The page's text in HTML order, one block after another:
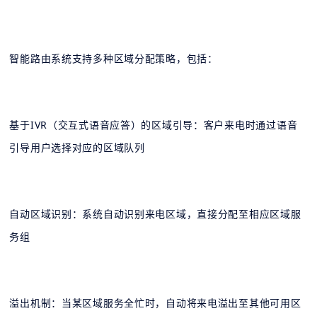
智能路由系统支持多种区域分配策略，包括：
基于IVR（交互式语音应答）的区域引导：客户来电时通过语音
引导用户选择对应的区域队列
自动区域识别：系统自动识别来电区域，直接分配至相应区域服
务组
溢出机制：当某区域服务全忙时，自动将来电溢出至其他可用区